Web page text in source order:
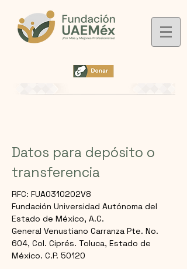
Datos para depósito o
transferencia
RFC: FUA0310202V8
Fundación Universidad Autónoma del
Estado de México, A.C.
General Venustiano Carranza Pte. No.
604, Col. Ciprés. Toluca, Estado de
México. C.P. 50120